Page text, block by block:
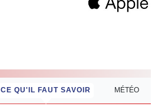
CE QU'IL FAUT SAVOIR MÉTÉO